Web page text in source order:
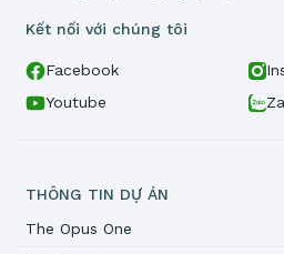
Kết nối với chúng tôi
Facebook
Youtube
THÔNG TIN DỰ ÁN
The Opus One